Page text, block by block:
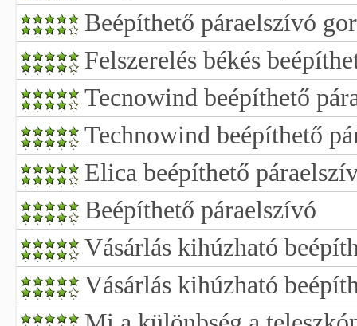
Beépíthető páraelszívó
Felszerelés békés
Tecnowind beépíthető
Technowind beépíthető
Elica beépíthető
Beépíthető páraelszívó
Vásárlás kihúzható
Vásárlás kihúzható